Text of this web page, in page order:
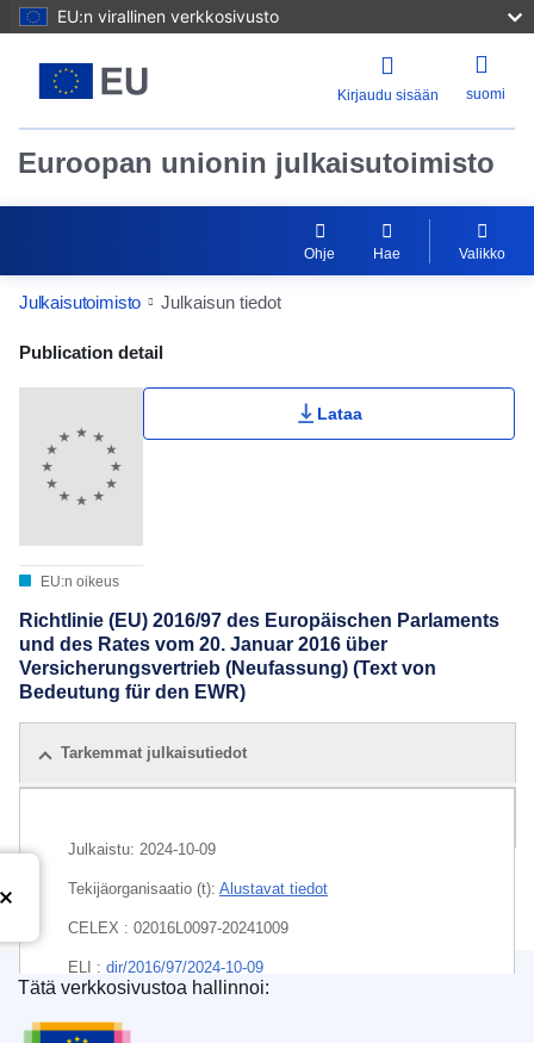
EU:n virallinen verkkosivusto
Kirjaudu sisään suomi
Euroopan unionin julkaisutoimisto
Ohje Hae Valikko
Julkaisutoimisto Julkaisun tiedot
Publication Detail Actions Portlet
Publication detail
EU:n oikeus
Lataa
Richtlinie (EU) 2016/97 des Europäischen Parlaments
und des Rates vom 20. Januar 2016 über
Versicherungsvertrieb (Neufassung) (Text von
Bedeutung für den EWR)
Tarkemmat julkaisutiedot
Julkaistu: 2024-10-09
Tekijäorganisaatio (t): Alustavat tiedot
CELEX : 02016L0097-20241009
ELI : dir/2016/97/2024-10-09
EDITION : 08a63187-c57c-11ee-95d9-01aa75ed71a1
Euroopan unionin julkaisutoimisto
Tätä verkkosivustoa hallinnoi: